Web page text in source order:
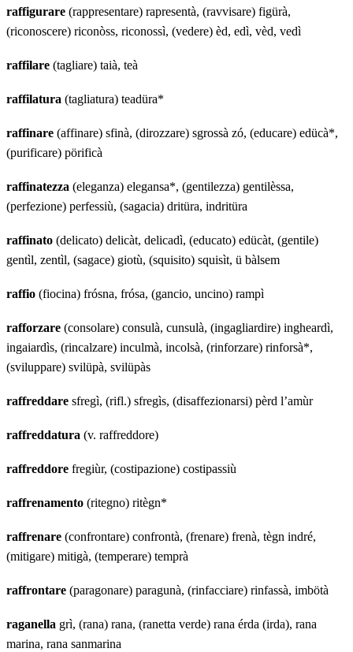
raffigurare (rappresentare) rapresentà, (ravvisare) figürà,
(riconoscere) riconòss, riconossì, (vedere) èd, edì, vèd, vedì
raffilare (tagliare) taià, teà
raffilatura (tagliatura) teadüra*
raffinare (affinare) sfinà, (dirozzare) sgrossà zó, (educare) edücà*,
(purificare) pörificà
raffinatezza (eleganza) elegansa*, (gentilezza) gentilèssa,
(perfezione) perfessiù, (sagacia) dritüra, indritüra
raffinato (delicato) delicàt, delicadì, (educato) edücàt, (gentile)
gentìl, zentìl, (sagace) giotù, (squisito) squisìt, ü bàlsem
raffio (fiocina) frósna, frósa, (gancio, uncino) rampì
rafforzare (consolare) consulà, cunsulà, (ingagliardire) ingheardì,
ingaiardìs, (rincalzare) inculmà, incolsà, (rinforzare) rinforsà*,
(sviluppare) svilüpà, svilüpàs
raffreddare sfregì, (rifl.) sfregìs, (disaffezionarsi) pèrd l’amùr
raffreddatura (v. raffreddore)
raffreddore fregiùr, (costipazione) costipassiù
raffrenamento (ritegno) ritègn*
raffrenare (confrontare) confrontà, (frenare) frenà, tègn indré,
(mitigare) mitigà, (temperare) temprà
raffrontare (paragonare) paragunà, (rinfacciare) rinfassà, imbötà
raganella grì, (rana) rana, (ranetta verde) rana érda (irda), rana
marina, rana sanmarina